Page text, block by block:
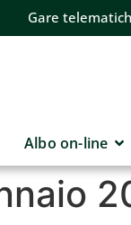
Gare
Albo on-line